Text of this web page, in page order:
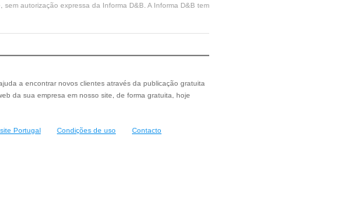
autorização expressa da Informa D&B. A Informa D&B tem
a encontrar novos clientes através da publicação gratuita
da sua empresa em nosso site, de forma gratuita, hoje
Portugal Condições de uso Contacto